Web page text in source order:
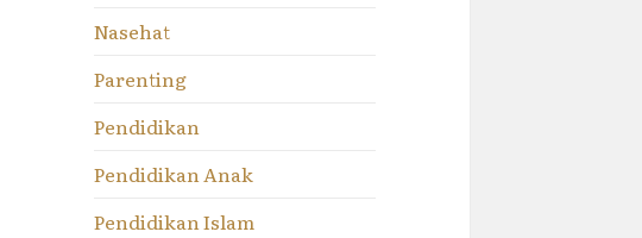
Nasehat
Parenting
Pendidikan
Pendidikan Anak
Pendidikan Islam